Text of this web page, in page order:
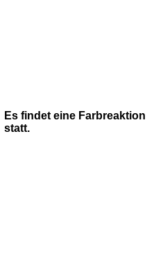
Es findet eine Farbreaktion
statt.